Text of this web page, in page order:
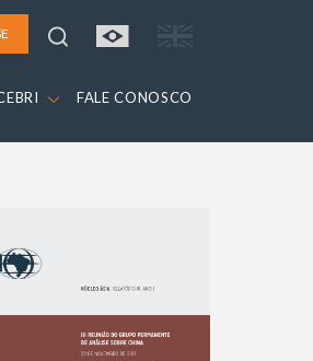
FALE CONOSCO